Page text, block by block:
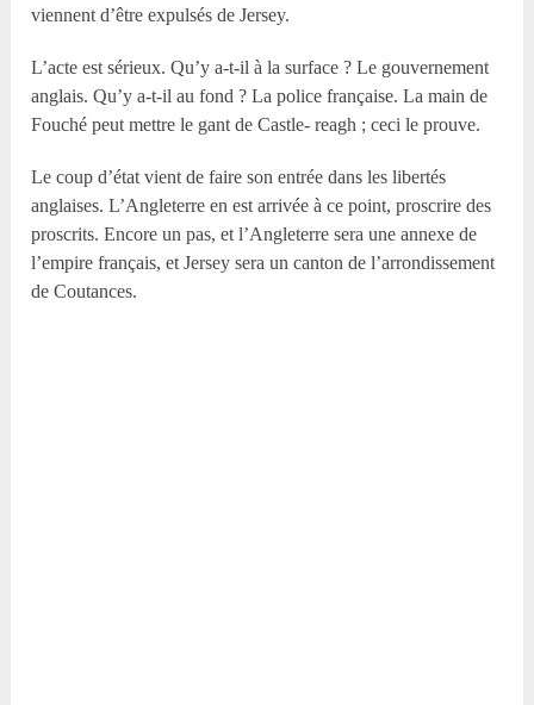
viennent d’être expulsés de Jersey.
L’acte est sérieux. Qu’y a-t-il à la surface ? Le gouvernement
anglais. Qu’y a-t-il au fond ? La police française. La main de
Fouché peut mettre le gant de Castle- reagh ; ceci le prouve.
Le coup d’état vient de faire son entrée dans les libertés
anglaises. L’Angleterre en est arrivée à ce point, proscrire des
proscrits. Encore un pas, et l’Angleterre sera une annexe de
l’empire français, et Jersey sera un canton de l’arrondissement
de Coutances.